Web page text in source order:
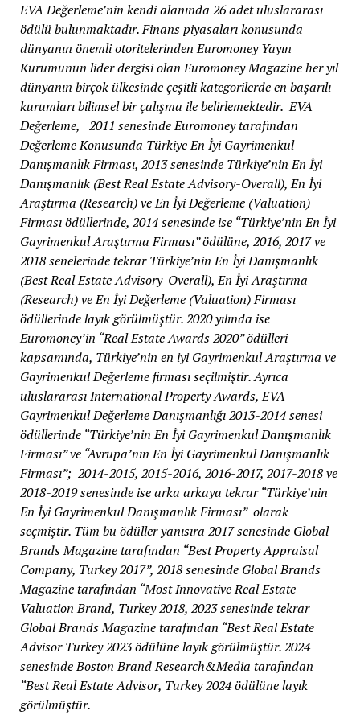
EVA Değerleme’nin kendi alanında 26 adet uluslararası
ödülü bulunmaktadır. Finans piyasaları konusunda
dünyanın önemli otoritelerinden Euromoney Yayın
Kurumunun lider dergisi olan Euromoney Magazine her yıl
dünyanın birçok ülkesinde çeşitli kategorilerde en başarılı
kurumları bilimsel bir çalışma ile belirlemektedir. EVA
Değerleme, 2011 senesinde Euromoney tarafından
Değerleme Konusunda Türkiye En İyi Gayrimenkul
Danışmanlık Firması, 2013 senesinde Türkiye’nin En İyi
Danışmanlık (Best Real Estate Advisory-Overall), En İyi
Araştırma (Research) ve En İyi Değerleme (Valuation)
Firması ödüllerinde, 2014 senesinde ise “Türkiye’nin En İyi
Gayrimenkul Araştırma Firması” ödülüne, 2016, 2017 ve
2018 senelerinde tekrar Türkiye’nin En İyi Danışmanlık
(Best Real Estate Advisory-Overall), En İyi Araştırma
(Research) ve En İyi Değerleme (Valuation) Firması
ödüllerinde layık görülmüştür. 2020 yılında ise
Euromoney’in “Real Estate Awards 2020” ödülleri
kapsamında, Türkiye’nin en iyi Gayrimenkul Araştırma ve
Gayrimenkul Değerleme firması seçilmiştir. Ayrıca
uluslararası International Property Awards, EVA
Gayrimenkul Değerleme Danışmanlığı 2013-2014 senesi
ödüllerinde “Türkiye’nin En İyi Gayrimenkul Danışmanlık
Firması” ve “Avrupa’nın En İyi Gayrimenkul Danışmanlık
Firması”; 2014-2015, 2015-2016, 2016-2017, 2017-2018 ve
2018-2019 senesinde ise arka arkaya tekrar “Türkiye’nin
En İyi Gayrimenkul Danışmanlık Firması” olarak
seçmiştir. Tüm bu ödüller yanısıra 2017 senesinde Global
Brands Magazine tarafından “Best Property Appraisal
Company, Turkey 2017”, 2018 senesinde Global Brands
Magazine tarafından “Most Innovative Real Estate
Valuation Brand, Turkey 2018, 2023 senesinde tekrar
Global Brands Magazine tarafından “Best Real Estate
Advisor Turkey 2023 ödülüne layık görülmüştür. 2024
senesinde Boston Brand Research&Media tarafından
“Best Real Estate Advisor, Turkey 2024 ödülüne layık
görülmüştür.